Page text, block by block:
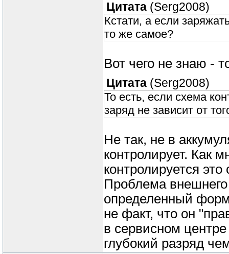
Цитата (Serg2008)
Кстати, а если
то же самое?
Вот чего не знаю -
Цитата (Serg2008)
То есть, если схема
заряд не зависит от
Не так, не в
контролирует. Как
контролируется
Проблема внешнего
определенный
не факт, что он
в сервисном
глубокий разряд